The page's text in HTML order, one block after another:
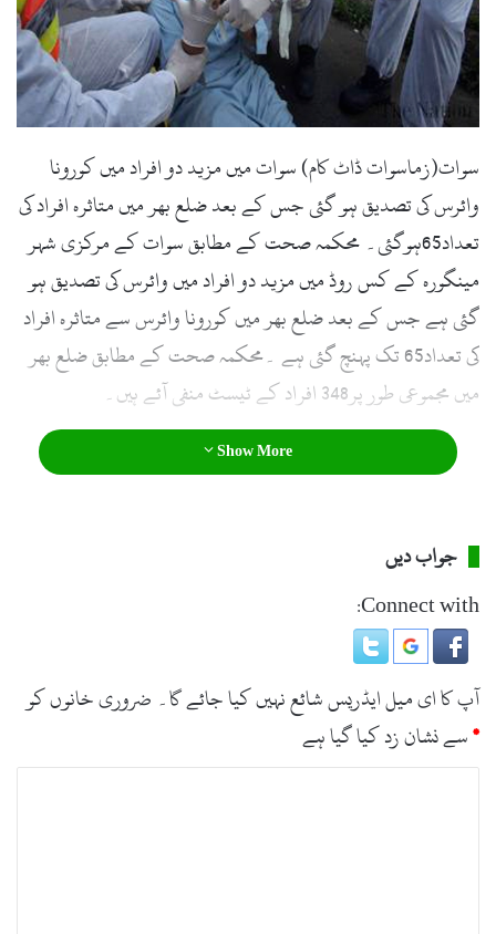
l
سوات(زماسوات ڈاٹ کام) سوات میں مزید دو افراد میں کورونا
وائرس کی تصدیق ہو گئی جس کے بعد ضلع بھر میں متاثرہ افراد کی
تعداد65ہوگئی۔ محکمہ صحت کے مطابق سوات کے مرکزی شہر
مینگورہ کے کس روڈ میں مزید دو افراد میں وائرس کی تصدیق ہو
گئی ہے جس کے بعد ضلع بھر میں کورونا وائرس سے متاثرہ افراد
کی تعداد65 تک پہنچ گئی ہے ۔محکمہ صحت کے مطابق ضلع بھر
میں مجموعی طور پر348 افراد کے ٹیسٹ منفی آئے ہیں۔
Show More
جواب دیں
Connect with:
آپ کا ای میل ایڈریس شائع نہیں کیا جائے گا۔ ضروری خانوں کو
*سے نشان زد کیا گیا ہے